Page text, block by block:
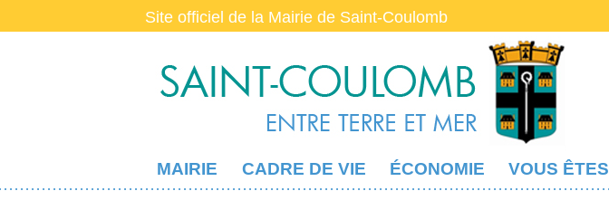
Site officiel de la Mairie de Saint-Coulomb
MAIRIE CADRE DE VIE ÉCONOMIE VOUS ÊTES